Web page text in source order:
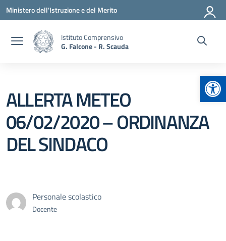
Vai ai contenuti
Vai al menu di navigazione
Vai al footer
Ministero dell'Istruzione e del Merito
Istituto Comprensivo
G. Falcone - R. Scauda
ALLERTA METEO
06/02/2020 – ORDINANZA
DEL SINDACO
Personale scolastico
Docente